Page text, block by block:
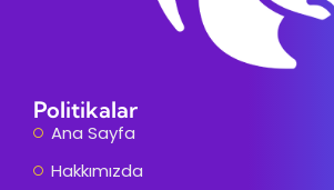
Politikalar
Ana Sayfa
Hakkımızda